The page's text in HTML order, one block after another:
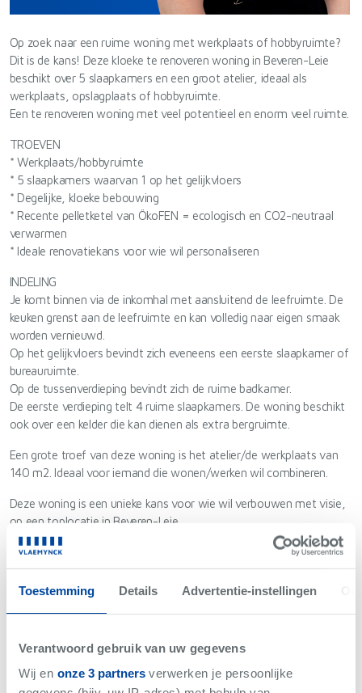
Toestemming Details Advertentie-instellingen
Verantwoord gebruik van uw gegevens
Wij en onze 3 partnersverwerken je persoonlijke
Op zoek naar een ruime woning met werkplaats of hobbyruimte?
Dit is de kans! Deze kloeke te renoveren woning in Beveren-Leie
beschikt over 5 slaapkamers en een groot atelier, ideaal als
werkplaats, opslagplaats of hobbyruimte.
Een te renoveren woning met veel potentieel en enorm veel ruimte.
TROEVEN
* Werkplaats/hobbyruimte
* 5 slaapkamers waarvan 1 op het gelijkvloers
* Degelijke, kloeke bebouwing
* Recente pelletketel van ÖkoFEN = ecologisch en CO2-neutraal
verwarmen
* Ideale renovatiekans voor wie wil personaliseren
INDELING
Je komt binnen via de inkomhal met aansluitend de leefruimte. De
keuken grenst aan de leefruimte en kan volledig naar eigen smaak
worden vernieuwd.
Op het gelijkvloers bevindt zich eveneens een eerste slaapkamer of
bureauruimte.
Op de tussenverdieping bevindt zich de ruime badkamer.
De eerste verdieping telt 4 ruime slaapkamers. De woning beschikt
ook over een kelder die kan dienen als extra bergruimte.
Een grote troef van deze woning is het atelier/de werkplaats van
140 m2. Ideaal voor iemand die wonen/werken wil combineren.
Deze woning is een unieke kans voor wie wil verbouwen met visie,
op een toplocatie in Beveren-Leie
📅 Interesse? Plan gerust een bezoek en ontdek zelf de
mogelijkheden!
ref.: LS/26022/K
UC: 20191230-0002232561-RES-1